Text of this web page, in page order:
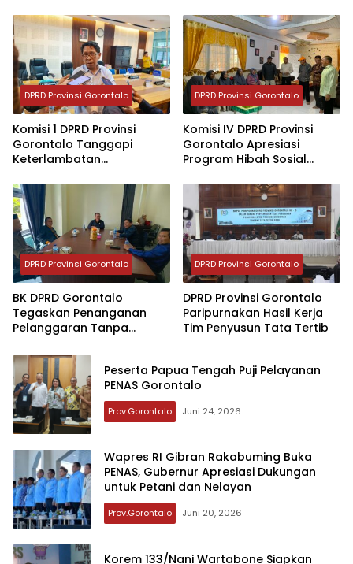
DPRD Provinsi Gorontalo
Komisi 1 DPRD Provinsi
Gorontalo Tanggapi
Keterlambatan
Perangkat Desa
DPRD Provinsi Gorontalo
Komisi IV DPRD Provinsi
Gorontalo Apresiasi
Program Hibah Sosial
Desa Pentadio Barat
DPRD Provinsi Gorontalo
BK DPRD Gorontalo
Tegaskan Penanganan
Pelanggaran Tanpa
DPRD Provinsi Gorontalo
DPRD Provinsi Gorontalo
Paripurnakan Hasil Kerja
Tim Penyusun Tata Tertib
Peserta Papua Tengah Puji Pelayanan
PENAS Gorontalo
Prov.Gorontalo Juni 24, 2026
Wapres RI Gibran Rakabuming Buka
PENAS, Gubernur Apresiasi Dukungan
untuk Petani dan Nelayan
Prov.Gorontalo Juni 20, 2026
Korem 133/Nani Wartabone Siapkan